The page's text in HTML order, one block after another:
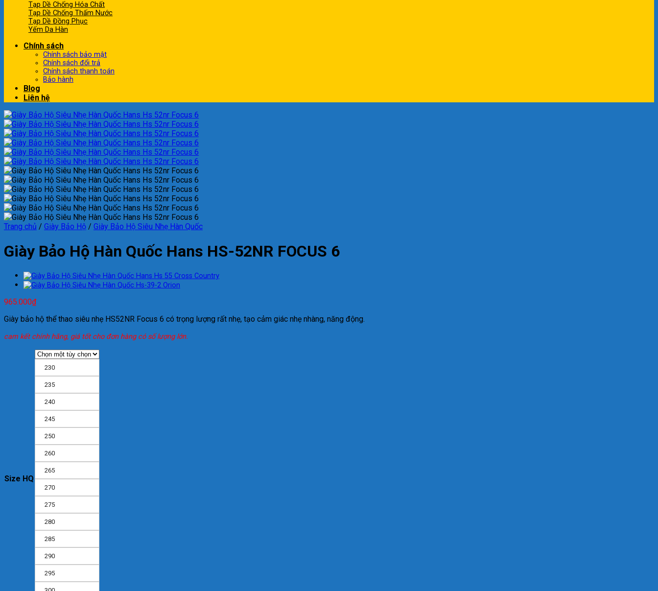
Tạp Dề Chống Hóa Chất
Tạp Dề Chống Thấm Nước
Tạp Dề Đồng Phục
Yếm Da Hàn
Chính sách
Chính sách bảo mật
Chính sách đổi trả
Chính sách thanh toán
Bảo hành
Blog
Liên hệ
Trang chủ / Giày Bảo Hộ / Giày Bảo Hộ Siêu Nhẹ Hàn Quốc
Giày Bảo Hộ Hàn Quốc Hans HS-52NR FOCUS 6
965.000₫
Giày bảo hộ thể thao siêu nhẹ HS52NR Focus 6 có trọng lượng rất nhẹ, tạo cảm giác nhẹ nhàng, năng động.
cam kết chính hãng, giá tốt cho đơn hàng có số lượng lớn.
Size HQ
230
235
240
245
250
260
265
270
275
280
285
290
295